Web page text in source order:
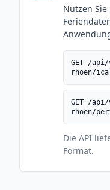
Nutzen Sie
GET /
rhoen/
GET /
rhoen/
Die API
Format.